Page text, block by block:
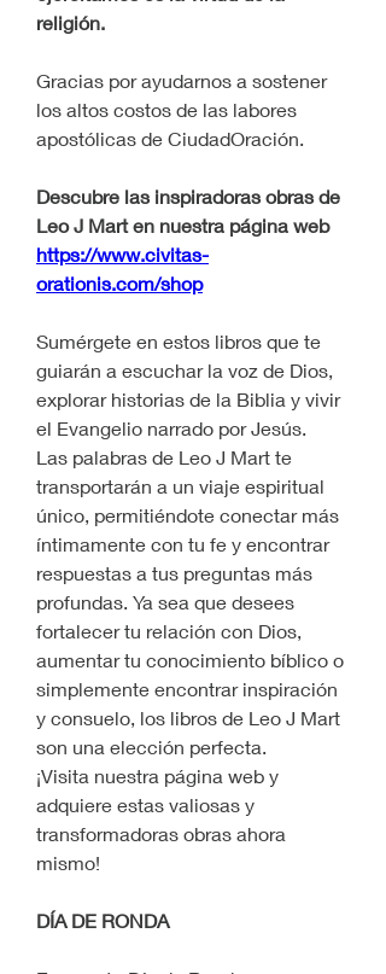
religión.
Gracias por ayudarnos a sostener
los altos costos de las labores
apostólicas de CiudadOración.
Descubre las inspiradoras obras de
Leo J Mart en nuestra página web
https://www.civitas-
orationis.com/shop
Sumérgete en estos libros que te
guiarán a escuchar la voz de Dios,
explorar historias de la Biblia y vivir
el Evangelio narrado por Jesús.
Las palabras de Leo J Mart te
transportarán a un viaje espiritual
único, permitiéndote conectar más
íntimamente con tu fe y encontrar
respuestas a tus preguntas más
profundas. Ya sea que desees
fortalecer tu relación con Dios,
aumentar tu conocimiento bíblico o
simplemente encontrar inspiración
y consuelo, los libros de Leo J Mart
son una elección perfecta.
¡Visita nuestra página web y
adquiere estas valiosas y
transformadoras obras ahora
mismo!
DÍA DE RONDA